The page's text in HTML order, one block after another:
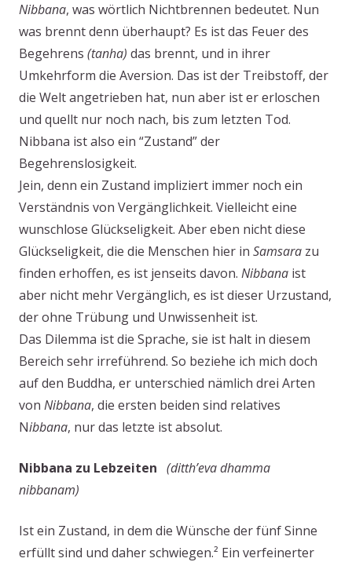
Nibbana, was wörtlich Nichtbrennen bedeutet. Nun
was brennt denn überhaupt? Es ist das Feuer des
Begehrens (tanha) das brennt, und in ihrer
Umkehrform die Aversion. Das ist der Treibstoff, der
die Welt angetrieben hat, nun aber ist er erloschen
und quellt nur noch nach, bis zum letzten Tod.
Nibbana ist also ein “Zustand” der
Begehrenslosigkeit.
Jein, denn ein Zustand impliziert immer noch ein
Verständnis von Vergänglichkeit. Vielleicht eine
wunschlose Glückseligkeit. Aber eben nicht diese
Glückseligkeit, die die Menschen hier in Samsara zu
finden erhoffen, es ist jenseits davon. Nibbana ist
aber nicht mehr Vergänglich, es ist dieser Urzustand,
der ohne Trübung und Unwissenheit ist.
Das Dilemma ist die Sprache, sie ist halt in diesem
Bereich sehr irreführend. So beziehe ich mich doch
auf den Buddha, er unterschied nämlich drei Arten
von Nibbana, die ersten beiden sind relatives
Nibbana, nur das letzte ist absolut.
Nibbana zu Lebzeiten (ditth’eva dhamma
nibbanam)
Ist ein Zustand, in dem die Wünsche der fünf Sinne
erfüllt sind und daher schwiegen.² Ein verfeinerter